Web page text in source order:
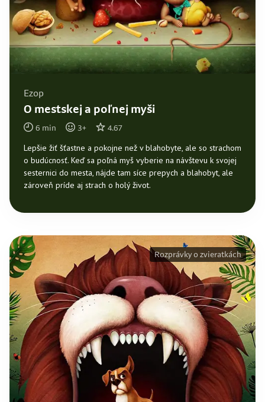
Ezop
O mestskej a poľnej myši
6 min 3+ 4.67
Lepšie žiť šťastne a pokojne než v blahobyte, ale so strachom
o budúcnosť. Keď sa poľná myš vyberie na návštevu k svojej
sesternici do mesta, nájde tam síce prepych a blahobyt, ale
zároveň príde aj strach o holý život.
Rozprávky o zvieratkách